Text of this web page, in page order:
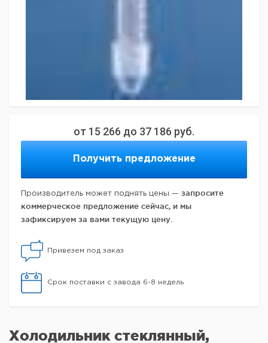
от 15 266 до 37 186 руб.
Получить предложение
Производитель может поднять цены — запросите
коммерческое предложение сейчас, и мы
зафиксируем за вами текущую цену.
Привезем под заказ
Срок поставки с завода 6-8 недель
Холодильник стеклянный,